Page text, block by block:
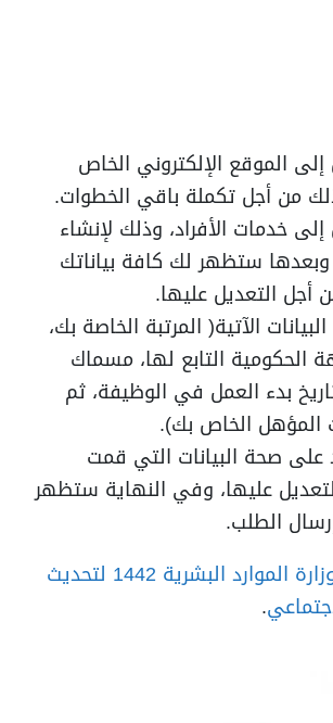
الموقع الإلكتروني الخاص
من أجل تكملة باقي الخطوات.
خدمات الأفراد، وذلك لإنشاء
ستظهر لك كافة بياناتك
أجل التعديل عليها.
الآتية( المرتبة الخاصة بك،
الحكومية التابع لها، مسماك
بدء العمل في الوظيفة، ثم
المؤهل الخاص بك).
على صحة البيانات التي قمت
عليها، وفي النهاية ستظهر
الطلب.
رابط وزارة الموارد البشرية 1442 لتحديث
.